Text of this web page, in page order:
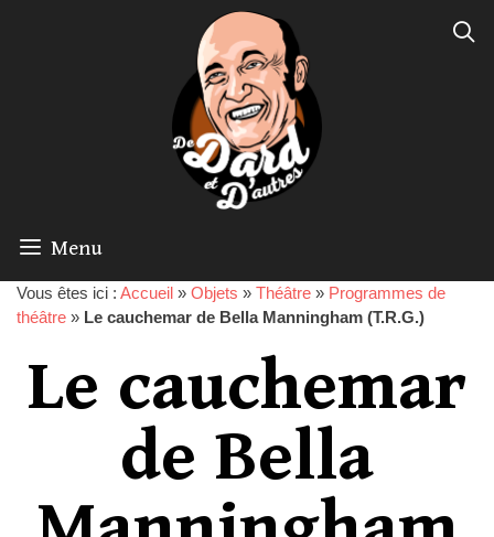
Menu
Vous êtes ici : Accueil » Objets » Théâtre » Programmes de
théâtre » Le cauchemar de Bella Manningham (T.R.G.)
Le cauchemar
de Bella